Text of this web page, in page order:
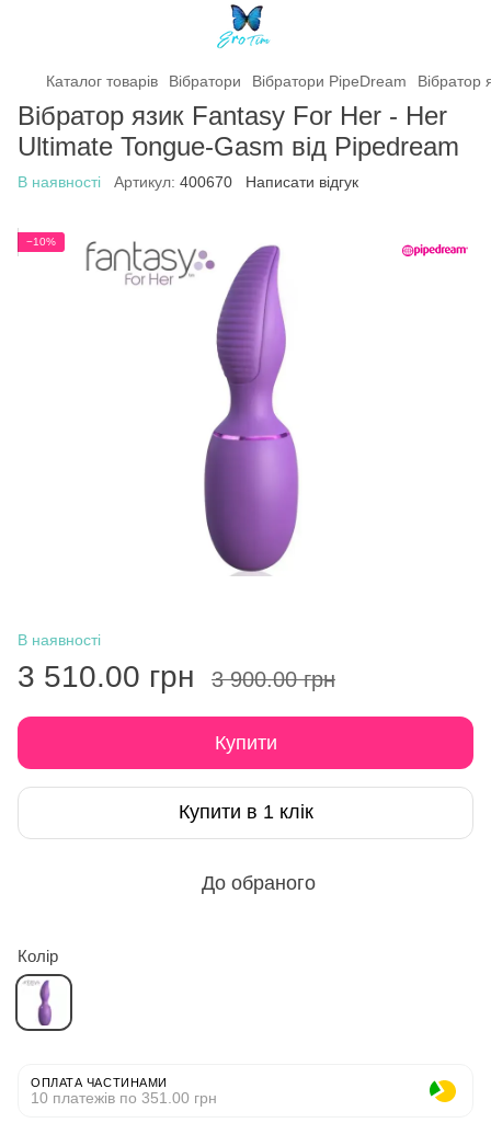
Каталог товарів Вібратори Вібратори PipeDream Вібратор
Вібратор язик Fantasy For Her - Her
Ultimate Tongue-Gasm від Pipedream
В наявності Артикул: 400670 Написати відгук
−10%
В наявності
3 510.00 грн 3 900.00 грн
Купити
Купити в 1 клік
До обраного
Колір
ОПЛАТА ЧАСТИНАМИ
10 платежів по 351.00 грн